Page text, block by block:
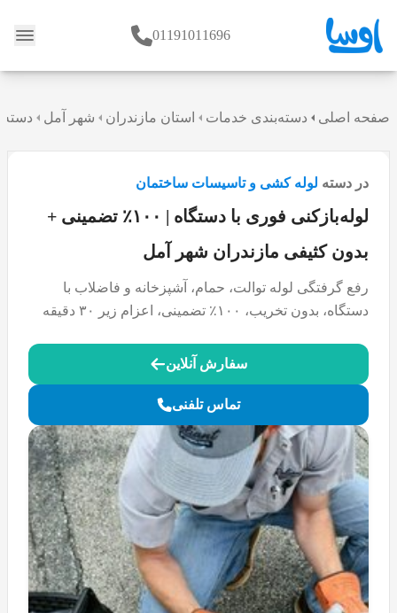
وبلاگ 01191011696
صفحه اصلی دسته‌بندی خدمات استان مازندران شهر آمل
در دسته لوله کشی و تاسیسات ساختمان
لوله‌بازکنی فوری با دستگاه | ۱۰۰٪ تضمینی +
بدون کثیفی مازندران شهر آمل
رفع گرفتگی لوله توالت، حمام، آشپزخانه و فاضلاب با
دستگاه، بدون تخریب، ۱۰۰٪ تضمینی، اعزام زیر ۳۰ دقیقه
سفارش آنلاین
تماس تلفنی